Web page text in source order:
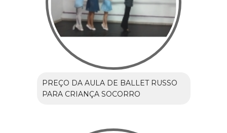
PREÇO DA AULA DE BALLET RUSSO
PARA CRIANÇA SOCORRO